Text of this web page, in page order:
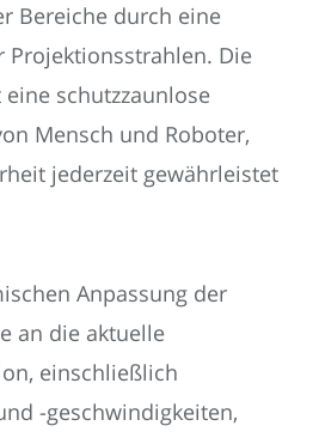
Bereiche durch eine
Projektionsstrahlen. Die
schutzzaunlose
Mensch und Roboter,
jederzeit gewährleistet
Anpassung der
an die aktuelle
einschließlich
-geschwindigkeiten,